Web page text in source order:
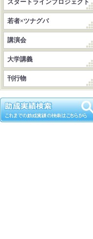
スタートラインプロジェクト
若者×ツナグバ
講演会
大学講義
刊行物